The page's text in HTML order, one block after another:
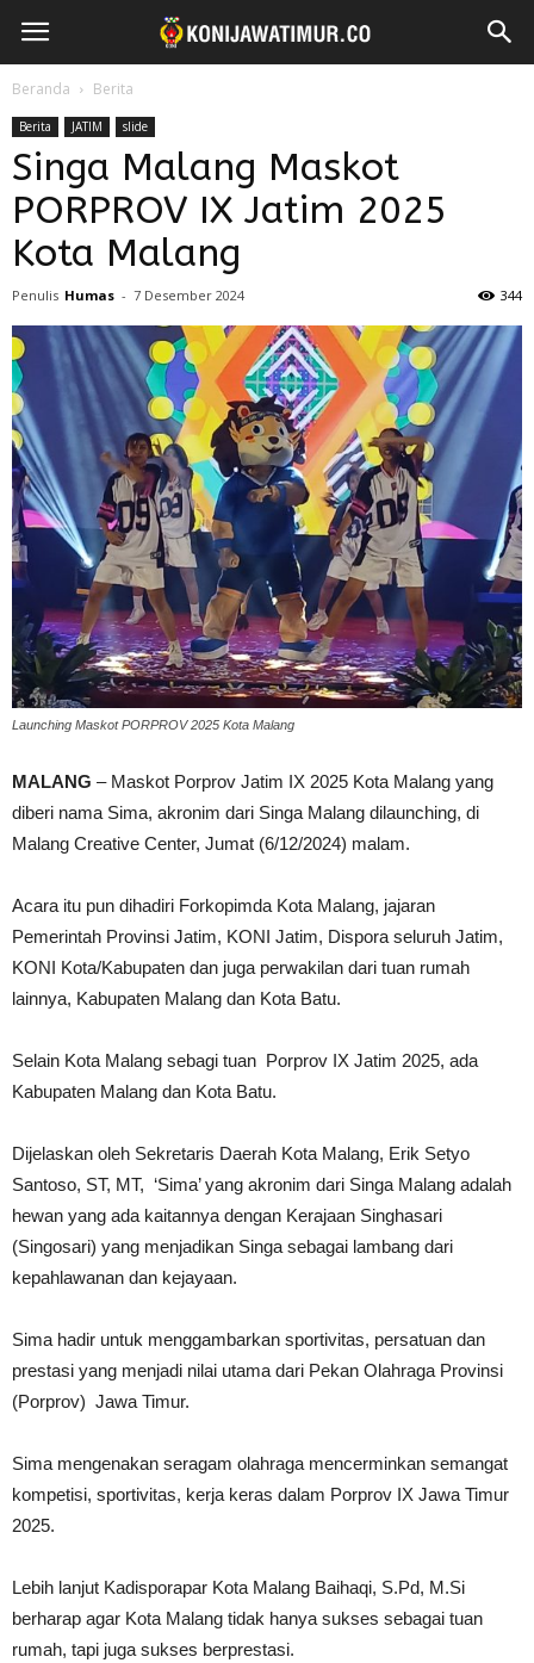
Beranda Berita
Berita JATIM slide
Singa Malang Maskot
PORPROV IX Jatim 2025
Kota Malang
Penulis Humas - 7 Desember 2024 344
Launching Maskot PORPROV 2025 Kota Malang
MALANG – Maskot Porprov Jatim IX 2025 Kota Malang yang
diberi nama Sima, akronim dari Singa Malang dilaunching, di
Malang Creative Center, Jumat (6/12/2024) malam.
Acara itu pun dihadiri Forkopimda Kota Malang, jajaran
Pemerintah Provinsi Jatim, KONI Jatim, Dispora seluruh Jatim,
KONI Kota/Kabupaten dan juga perwakilan dari tuan rumah
lainnya, Kabupaten Malang dan Kota Batu.
Selain Kota Malang sebagi tuan Porprov IX Jatim 2025, ada
Kabupaten Malang dan Kota Batu.
Dijelaskan oleh Sekretaris Daerah Kota Malang, Erik Setyo
Santoso, ST, MT, ‘Sima’ yang akronim dari Singa Malang adalah
hewan yang ada kaitannya dengan Kerajaan Singhasari
(Singosari) yang menjadikan Singa sebagai lambang dari
kepahlawanan dan kejayaan.
Sima hadir untuk menggambarkan sportivitas, persatuan dan
prestasi yang menjadi nilai utama dari Pekan Olahraga Provinsi
(Porprov) Jawa Timur.
Sima mengenakan seragam olahraga mencerminkan semangat
kompetisi, sportivitas, kerja keras dalam Porprov IX Jawa Timur
2025.
Lebih lanjut Kadisporapar Kota Malang Baihaqi, S.Pd, M.Si
berharap agar Kota Malang tidak hanya sukses sebagai tuan
rumah, tapi juga sukses berprestasi.